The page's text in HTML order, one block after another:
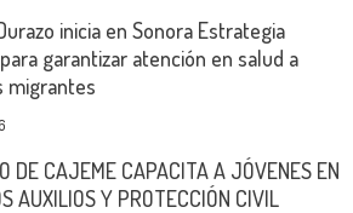
inicia en Sonora Estrategia
garantizar atención en salud a
migrantes
DE CAJEME CAPACITA A JÓVENES EN
AUXILIOS Y PROTECCIÓN CIVIL